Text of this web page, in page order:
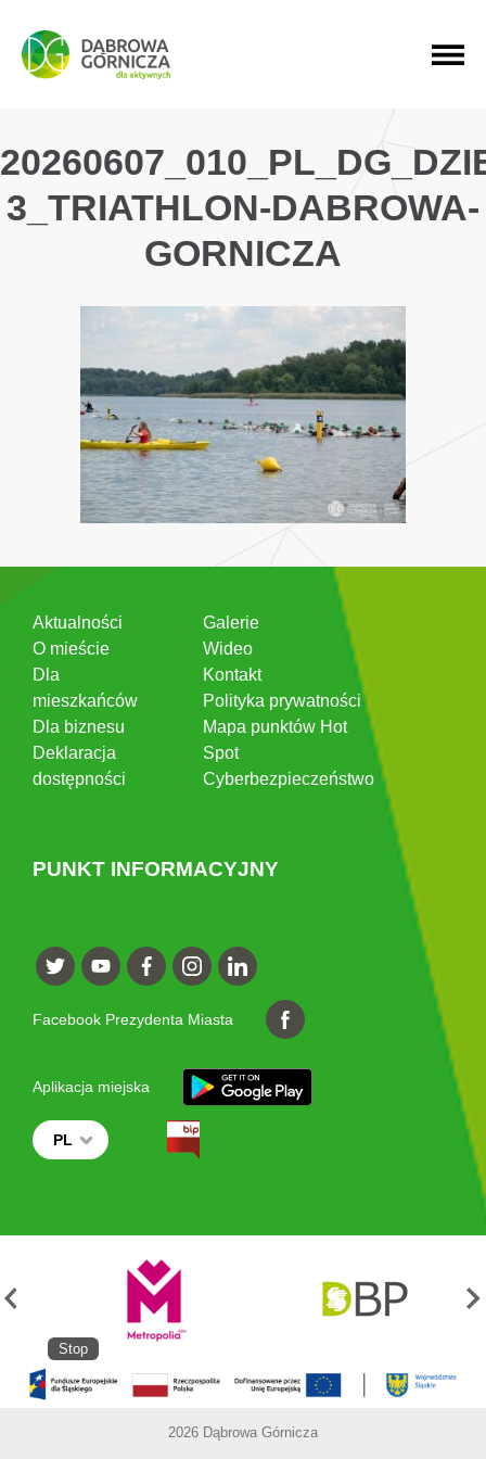
PRZEJDŹ DO MENU GŁÓWNEGO
PRZEJDŹ DO WYSZUKIWARKI
PRZEJDŹ DO TREŚCI
3_TRIATHLON-DABROWA-
GORNICZA
Aktualności
O mieście
Dla
mieszkańców
Dla biznesu
Deklaracja
dostępności
Galerie
Wideo
Kontakt
Polityka prywatności
Mapa punktów Hot
Spot
Cyberbezpieczeństwo
PUNKT INFORMACYJNY
Facebook Prezydenta Miasta
Aplikacja miejska
PL
Stop
2026 Dąbrowa Górnicza